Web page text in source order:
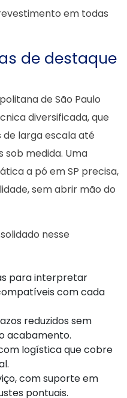
em todas
de destaque
de São Paulo
diversificada, que
de larga escala até
medida. Uma
a pó em SP precisa,
sem abrir mão do
nesse
para interpretar
com cada
reduzidos sem
acabamento.
logística que cobre
com suporte em
pontuais.